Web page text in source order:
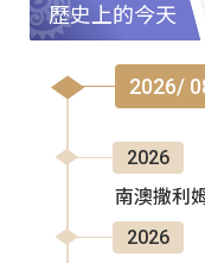
歷史上的今天
2026/
2026
南澳撒利
2026